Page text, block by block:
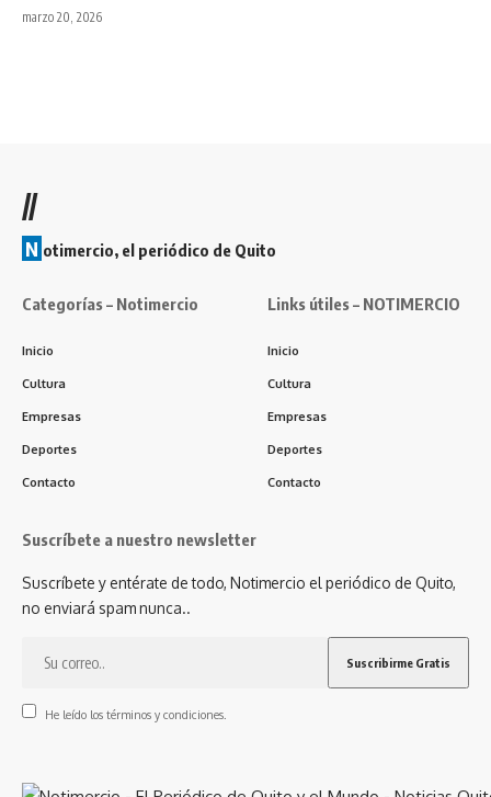
marzo 20, 2026
//
N otimercio, el periódico de Quito
Categorías – Notimercio
Inicio
Cultura
Empresas
Deportes
Contacto
Links útiles – NOTIMERCIO
Inicio
Cultura
Empresas
Deportes
Contacto
Suscríbete a nuestro newsletter
Suscríbete y entérate de todo, Notimercio el periódico de Quito,
no enviará spam nunca..
He leído los términos y condiciones.